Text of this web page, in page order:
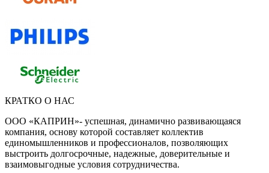
КРАТКО О НАС
ООО «КАПРИН»- успешная, динамично развивающаяся
компания, основу которой составляет коллектив
единомышленников и профессионалов, позволяющих
выстроить долгосрочные, надежные, доверительные и
взаимовыгодные условия сотрудничества.